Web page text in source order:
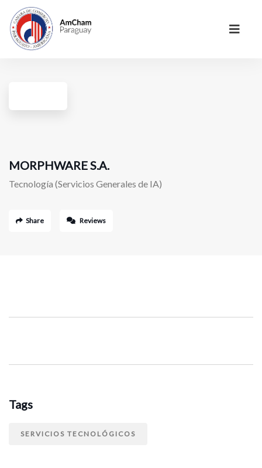
MORPHWARE S.A.
Tecnología (Servicios Generales de IA)
Share Reviews
Tags
SERVICIOS TECNOLÓGICOS